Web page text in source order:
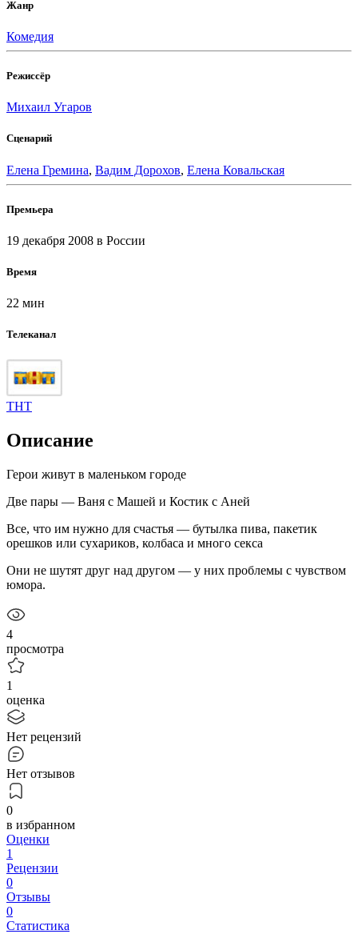
Жанр
Комедия
Режиссёр
Михаил Угаров
Сценарий
Елена Гремина, Вадим Дорохов, Елена Ковальская
Премьера
19 декабря 2008 в России
Время
22 мин
Телеканал
ТНТ
Описание
Герои живут в маленьком городе
Две пары — Ваня с Машей и Костик с Аней
Все, что им нужно для счастья — бутылка пива, пакетик
орешков или сухариков, колбаса и много секса
Они не шутят друг над другом — у них проблемы с чувством
юмора.
4
просмотра
1
оценка
Нет рецензий
Нет отзывов
0
в избранном
Оценки
1
Рецензии
0
Отзывы
0
Статистика